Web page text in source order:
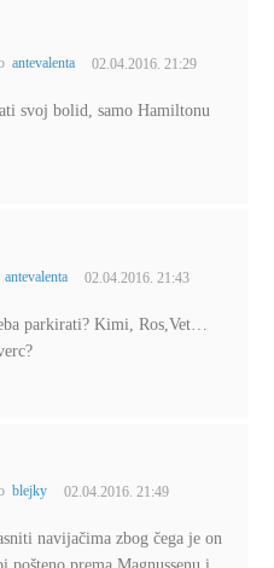
antevalenta 02.04.2016. 21:29
svoj bolid, samo Hamiltonu
antevalenta 02.04.2016. 21:43
parkirati? Kimi, Ros,Vet…
blejky 02.04.2016. 21:49
navijačima zbog čega je on